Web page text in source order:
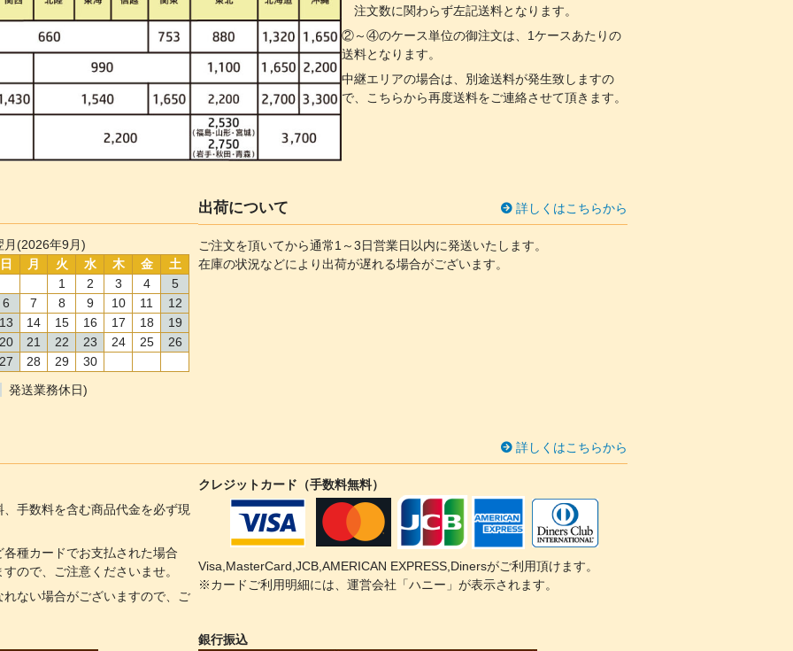
注文数に関わらず左記送料となります。
②～④のケース単位の御注文は、1ケースあたりの
送料となります。
中継エリアの場合は、別途送料が発生致しますの
で、こちらから再度送料をご連絡させて頂きます。
月(2026年9月)
日
月 火 水 木 金
土
1
2 3 4
5
6
7 8 9 10 11
12
13
14 15 16 17 18
19
20
21 22 23 24 25
26
27
28 29
30
発送業務休日)
出荷について 詳しくはこちらから
ご注文を頂いてから通常1～3日営業日以内に発送いたします。
在庫の状況などにより出荷が遅れる場合がございます。
詳しくはこちらから
手数料を含む商品代金を必ず現
種カードでお支払された場合
ので、ご注意くださいませ。
ない場合がございますので、ご
クレジットカード（手数料無料）
Visa,MasterCard,JCB,AMERICAN EXPRESS,Dinersがご利用頂けます。
※カードご利用明細には、運営会社「ハニー」が表示されます。
銀行振込